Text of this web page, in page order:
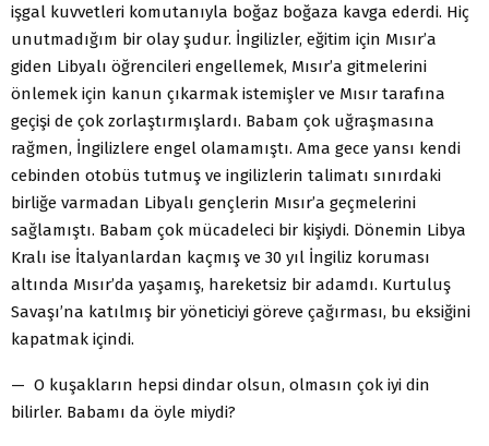
işgal kuvvetleri komutanıyla boğaz boğaza kavga ederdi. Hiç
unutmadığım bir olay şudur. İngilizler, eğitim için Mısır’a
giden Libyalı öğrencileri engellemek, Mısır’a gitmelerini
önlemek için kanun çıkarmak istemişler ve Mısır tarafına
geçişi de çok zorlaştırmışlardı. Babam çok uğraşmasına
rağmen, İngilizlere engel olamamıştı. Ama gece yansı kendi
cebinden otobüs tutmuş ve ingilizlerin talimatı sınırdaki
birliğe varmadan Libyalı gençlerin Mısır’a geçmelerini
sağlamıştı. Babam çok mücadeleci bir kişiydi. Dönemin Libya
Kralı ise İtalyanlardan kaçmış ve 30 yıl İngiliz koruması
altında Mısır’da yaşamış, hareketsiz bir adamdı. Kurtuluş
Savaşı’na katılmış bir yöneticiyi göreve çağırması, bu eksiğini
kapatmak içindi.
— O kuşakların hepsi dindar olsun, olmasın çok iyi din
bilirler. Babamı da öyle miydi?